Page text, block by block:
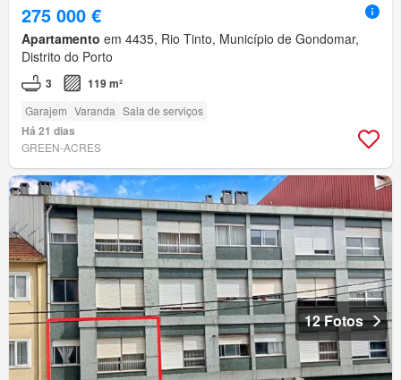
275 000 €
Apartamento em 4435, Rio Tinto, Município de Gondomar,
Distrito do Porto
3 119 m²
Garajem Varanda Sala de serviços
Há 21 dias
GREEN-ACRES
12 Fotos